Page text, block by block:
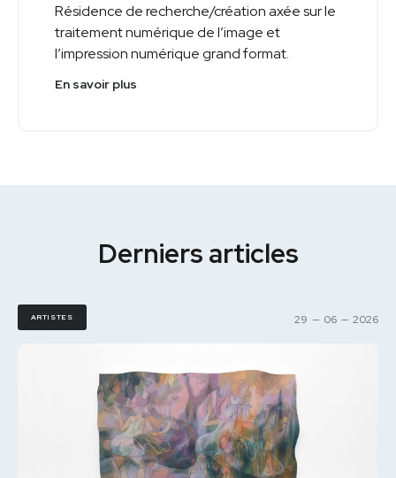
Résidence de recherche/création axée sur le
traitement numérique de l’image et
l’impression numérique grand format.
En savoir plus
Derniers articles
ARTISTES 29 — 06 — 2026